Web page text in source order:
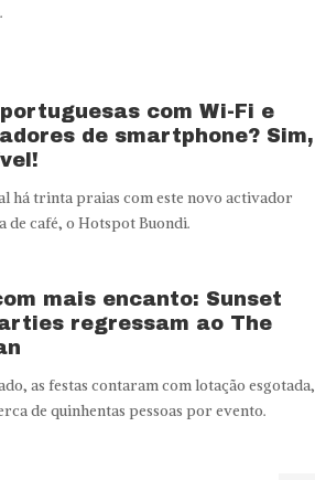
com Wi-Fi e
de smartphone? Sim,
há trinta praias com este novo activador
de café, o Hotspot Buondi.
mais encanto: Sunset
regressam ao The
as festas contaram com lotação esgotada,
de quinhentas pessoas por evento.